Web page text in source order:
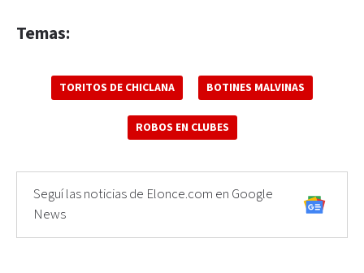
Temas:
TORITOS DE CHICLANA BOTINES MALVINAS
ROBOS EN CLUBES
Seguí las noticias de Elonce.com en Google
News